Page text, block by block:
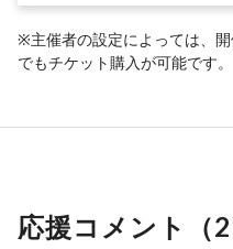
※主催者の設定によっては、
でもチケット購入が可能です。
応援コメント（